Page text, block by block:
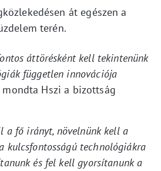
át egészen a
terén.
áttörésként kell tekintenünk
független innovációja
mondta Hszi a bizottság
a fő irányt, növelnünk kell a
kulcsfontosságú technológiákra
és fel kell gyorsítanunk a